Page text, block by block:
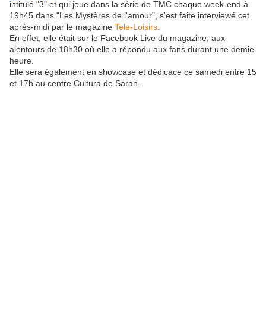
intitulé "3" et qui joue dans la série de TMC chaque week-end à
19h45 dans "Les Mystères de l'amour", s'est faite interviewé cet
après-midi par le magazine Tele-Loisirs
En effet, elle était sur le Facebook Live du magazine, aux
alentours de 18h30 où elle a répondu aux fans durant une demie
heure.
Elle sera également en showcase et dédicace ce samedi entre 15
et 17h au centre Cultura de Saran.